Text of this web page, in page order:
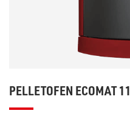
PELLETOFEN ECOMAT 11